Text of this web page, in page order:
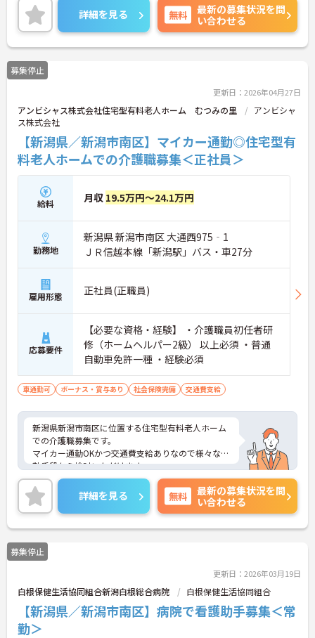
働ける環境が整っています。研修制度や外部勉強会
の受講支援もあり、スキルアップもしっかりサポー
ト。将来的には管理者やエリアマネージャーへのキ
ャリアアップも目指せます。20代から60代まで幅広
い年代のスタッフが活躍しており、和やかな雰囲気
の職場です。介護経験を活かしたい方、福祉の資格
★おすすめPOINT★
・生活支援員からスタートし、サービス管理責任者
やエリアマネージャーへと続く明確なステップアッ
プの道筋が用意されています。急成長中の企業であ
るためポストも豊富にあり、専門性を高めながらマ
ネジメント職への挑戦も視野に入れていただけま
す。
・年間休日114日、残業月平均10時間程度という就
業環境に加え、産前産後休暇や育児休暇制度がしっ
かりと整備されています。オンとオフの切り替えを
明確にし、心身ともに充実した状態で長くご活躍い
常時2～4名のスタッフで支援、国基準を上回る人員
配置や夜間複数名体制が敷かれているため、業務に
追われることなくご利用者様のペースに合わせたサ
ポートが可能です。施設も専用設計で働きやすく、
ご自身の理想とする福祉を実践できる環境が整って
います。
詳細を見る 無料
最新の募集状況を問
い合わせる
募集停止
更新日：2026年04月27日
アンビシャス株式会社住宅型有料老人ホーム むつみの里
アンビシャ
ス株式会社
【新潟県／新潟市南区】マイカー通勤◎住宅型有
料老人ホームでの介護職募集＜正社員＞
給料 月収 19.5万円～24.1万円
勤務地
新潟県 新潟市南区 大通西975‐1
ＪＲ信越本線「新潟駅」バス・車27分
雇用形態 正社員(正職員)
応募要件
【必要な資格・経験】 ・介護職員初任者研
修（ホームヘルパー2級） 以上必須 ・普通
自動車免許一種 ・経験必須
車通勤可 ボーナス・賞与あり 社会保険完備 交通費支給
新潟県新潟市南区に位置する住宅型有料老人ホーム
での介護職募集です。
マイカー通勤OKかつ交通費支給ありなので様々な通
勤手段から検討いただけます。
ご興味のある方はご面接のポイントお伝えしますの
でご気軽にお問合せください。
詳細を見る 無料
最新の募集状況を問
い合わせる
募集停止
更新日：2026年03月19日
白根保健生活協同組合新潟白根総合病院 白根保健生活協同組合
【新潟県／新潟市南区】病院で看護助手募集＜常
勤＞